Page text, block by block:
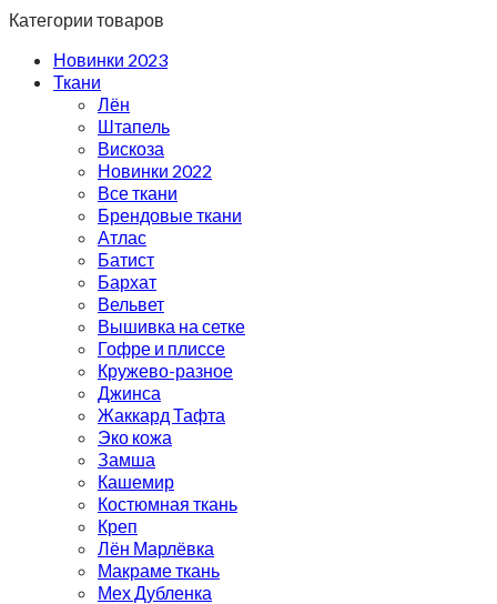
Категории товаров
Новинки 2023
Ткани
Лён
Штапель
Вискоза
Новинки 2022
Все ткани
Брендовые ткани
Атлас
Батист
Бархат
Вельвет
Вышивка на сетке
Гофре и плиссе
Кружево-разное
Джинса
Жаккард Тафта
Эко кожа
Замша
Кашемир
Костюмная ткань
Креп
Лён Марлёвка
Макраме ткань
Мех Дубленка